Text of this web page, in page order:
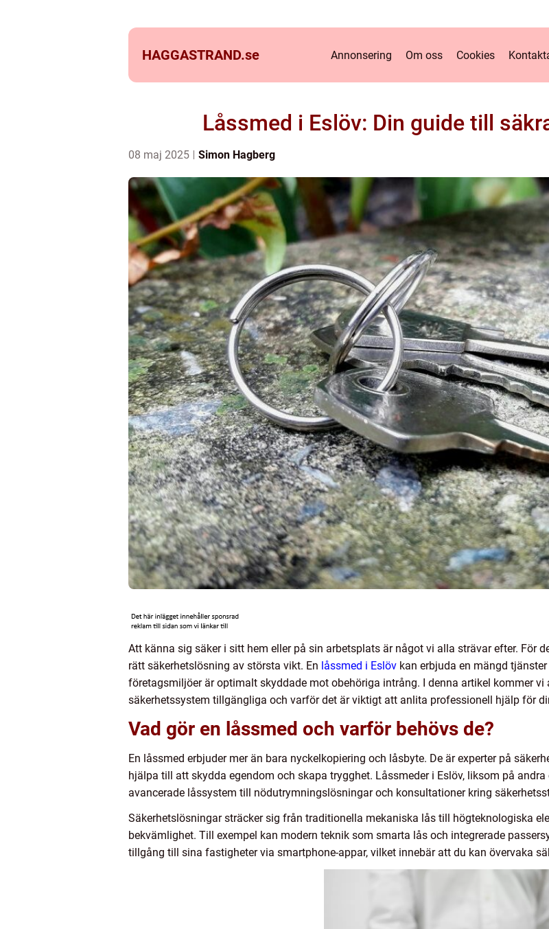
HAGGASTRAND.se Annonsering Om oss Cookies
Låssmed i Eslöv: Din guide till
08 maj 2025 Simon Hagberg
Att känna sig säker i sitt hem eller på sin arbetsplats är något vi alla strävar efter. För
rätt säkerhetslösning av största vikt. En låssmed i Eslöv kan erbjuda en mängd
företagsmiljöer är optimalt skyddade mot obehöriga intrång. I denna artikel kommer
säkerhetssystem tillgängliga och varför det är viktigt att anlita professionell hjälp för
Vad gör en låssmed och varför behövs de?
En låssmed erbjuder mer än bara nyckelkopiering och låsbyte. De är experter på
hjälpa till att skydda egendom och skapa trygghet. Låssmeder i Eslöv, liksom på
avancerade låssystem till nödutrymningslösningar och konsultationer kring
Säkerhetslösningar sträcker sig från traditionella mekaniska lås till högteknologiska
bekvämlighet. Till exempel kan modern teknik som smarta lås och integrerade
tillgång till sina fastigheter via smartphone-appar, vilket innebär att du kan övervaka